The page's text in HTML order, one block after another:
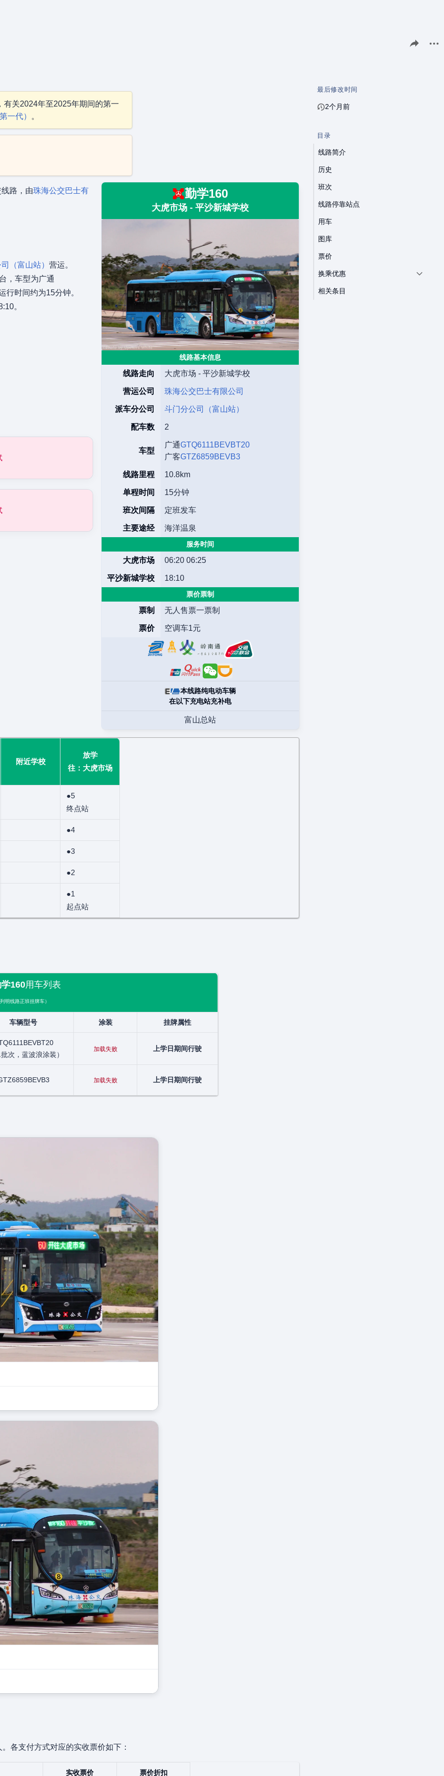
分享此页面
关2024年至2025年期间的第一
一代）
。
勤学160
大虎市场 - 平沙新城学校
线路基本信息
线路走向 大虎市场 - 平沙新城学校
营运公司 珠海公交巴士有限公司
派车分公司 斗门分公司（富山站）
配车数 2
车型
广通GTQ6111BEVBT20
广客GTZ6859BEVB3
线路里程 10.8km
单程时间 15分钟
班次间隔 定班发车
主要途经 海洋温泉
服务时间
大虎市场 06:20 06:25
平沙新城学校 18:10
票价票制
票制 无人售票一票制
票价 空调车1元
本线路纯电动车辆
在以下充电站充补电
富山总站
路，由珠海公交巴士有
（富山站） 营运。
，车型为广通
行时间约为15分钟。
。
附近学校
放学
往：大虎市场
●5
终点站
●4
●3
●2
●1
起点站
160用车列表
明线路正班挂牌车）
车辆型号 涂装 挂牌属性
次，蓝波浪涂装）
加载失败 上学日期间行驶
加载失败 上学日期间行驶
各支付方式对应的实收票价如下：
实收票价 票价折扣
最后修改时间
2个月前
目录
线路简介
历史
班次
线路停靠站点
用车
图库
票价
换乘优惠
相关条目